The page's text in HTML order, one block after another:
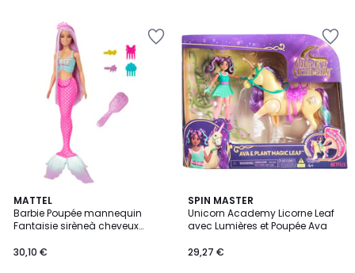
MATTEL
Barbie Poupée mannequin
Fantaisie sirèneà cheveux
30,10 €
SPIN MASTER
Unicorn Academy Licorne Leaf
avec Lumières et Poupée Ava
29,27 €